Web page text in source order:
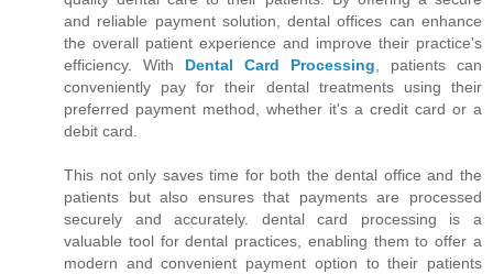
and reliable payment solution, dental offices can enhance
the overall patient experience and improve their practice's
efficiency. With Dental Card Processing , patients can
conveniently pay for their dental treatments using their
preferred payment method, whether it's a credit card or a
debit card.
This not only saves time for both the dental office and the
patients but also ensures that payments are processed
securely and accurately. dental card processing is a
valuable tool for dental practices, enabling them to offer a
modern and convenient payment option to their patients